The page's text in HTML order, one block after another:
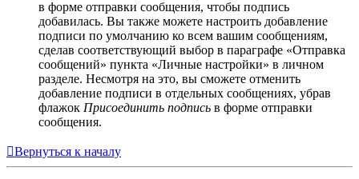
в форме отправки сообщения, чтобы подпись
добавилась. Вы также можете настроить добавление
подписи по умолчанию ко всем вашим сообщениям,
сделав соответствующий выбор в параграфе «Отправка
сообщений» пункта «Личные настройки» в личном
разделе. Несмотря на это, вы сможете отменить
добавление подписи в отдельных сообщениях, убрав
флажок Присоединить подпись в форме отправки
сообщения.
Вернуться к началу